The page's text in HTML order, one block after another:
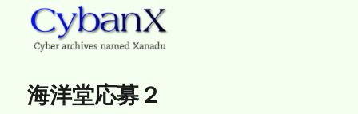
CybanX
海洋堂応募２